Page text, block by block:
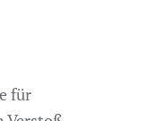
für